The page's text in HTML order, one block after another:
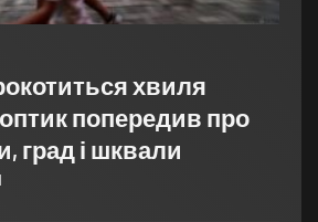
хвиля
попередив про
град і шквали